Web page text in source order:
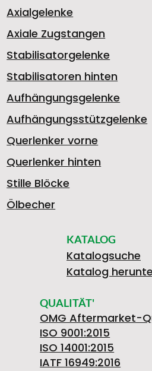
Axialgelenke
Axiale Zugstangen
Stabilisatorgelenke
Stabilisatoren hinten
Aufhängungsgelenke
Aufhängungsstützgelenke
Querlenker vorne
Querlenker hinten
Stille Blöcke
Ölbecher
KATALOG
Katalogsuche
Katalog
QUALITÄT'
OMG Aftermarket-
ISO 9001:2015
ISO 14001:2015
IATF 16949:2016